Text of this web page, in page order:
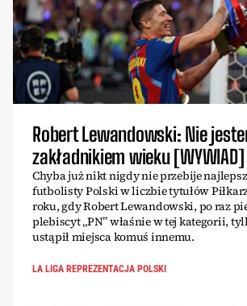
Robert Lewandowski: Nie
zakładnikiem wieku [WYWIAD]
Chyba już nikt nigdy nie przebije
futbolisty Polski w liczbie tytułów
roku, gdy Robert Lewandowski, po raz
plebiscyt „PN” właśnie w tej kategorii,
ustąpił miejsca komuś innemu.
LA LIGA REPREZENTACJA POLSKI